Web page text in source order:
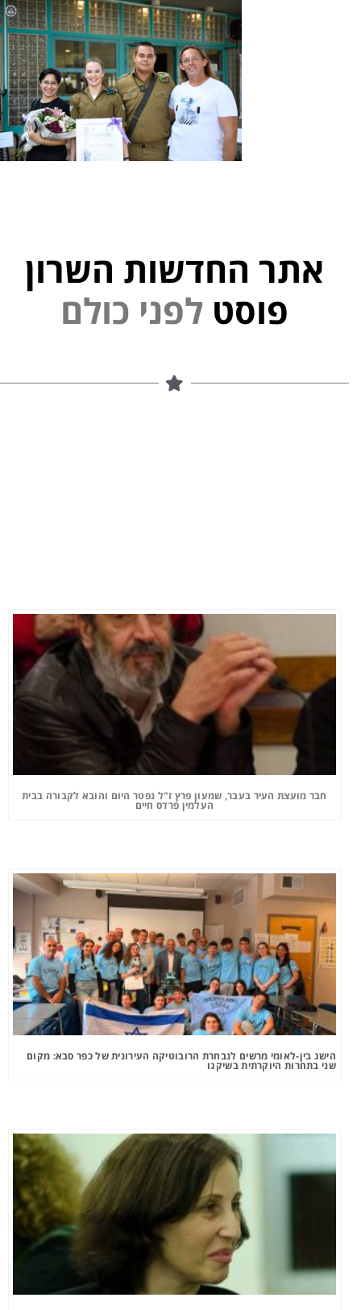
אתר החדשות השרון
פוסט
חבר מועצת העיר בעבר, שמעון פרץ ז"ל נפטר היום והובא לקבורה בבית
העלמין פרדס חיים
הישג בין-לאומי מרשים לנבחרת הרובוטיקה העירונית של כפר סבא: מקום
שני בתחרות היוקרתית בשיקגו